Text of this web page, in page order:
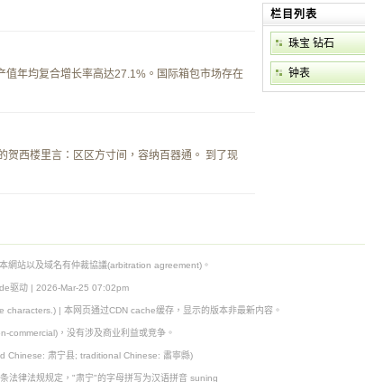
年均复合增长率高达27.1%。国际箱包市场存在
贺西楼里言：区区方寸间，容纳百器通。 到了现
栏目列表
珠宝 钻石
钟表
網站以及域名有仲裁協議(arbitration agreement)。
驱动 | 2026-Mar-25 07:02pm
| 本网页通过CDN cache缓存，显示的版本非最新内容。
commercial)，没有涉及商业利益或竞争。
Chinese: 肃宁县; traditional Chinese: 肅寧縣)
法律法规规定，"肃宁"的字母拼写为汉语拼音 suning